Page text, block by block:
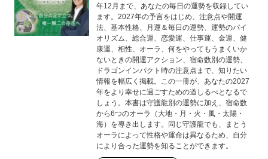
年12月まで、あなたの毎日の運勢を収録してい
ます。2027年の予言をはじめ、注意点や開運
法、基本性格、月運＆毎日の運勢、運勢のバイ
オリズム、総合運、恋愛運、仕事運、金運、健
康運、相性、オーラ、何をやってもうまくいか
ないときの開運アクション、宿命数別の運勢、
ドラゴンインパクト時の注意点まで、知りたい
情報を幅広く掲載。この一冊が、あなたの2027
年をより幸せに過ごすための道しるべとなるで
しょう。本書は守護龍別の運勢に加え、宿命数
から6つのオーラ（大地・月・火・風・太陽・
海）を導き出します。同じ守護龍でも、まとう
オーラによって性格や運命は異なるため、自分
により合った運勢を知ることができます。